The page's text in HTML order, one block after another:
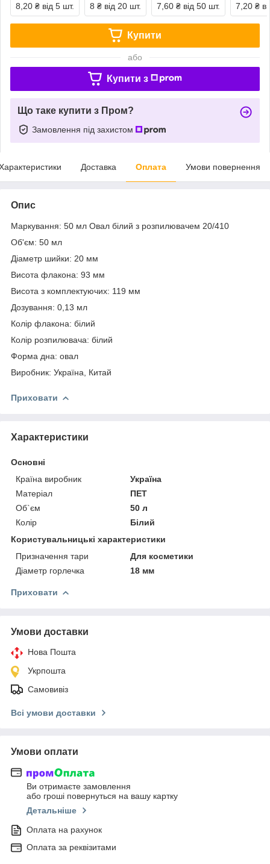
8,20 ₴ від 5 шт. 8 ₴ від 20 шт. 7,60 ₴ від 50 шт. 7,20 ₴
Купити
або
Купити з
Що таке купити з Пром?
Замовлення під захистом
Доставка Оплата Умови повернення
Опис
Маркування: 50 мл Овал білий з розпилювачем 20/410
Об'єм: 50 мл
Діаметр шийки: 20 мм
Висота флакона: 93 мм
Висота з комплектуючих: 119 мм
Дозування: 0,13 мл
Колір флакона: білий
Колір розпилювача: білий
Форма дна: овал
Виробник: Україна, Китай
Приховати
Характеристики
Основні
Країна виробник
Україна
Матеріал
ПЕТ
Об`єм
50 л
Колір
Білий
Користувальницькі характеристики
Призначення тари
Для косметики
Діаметр горлечка
18 мм
Приховати
Умови доставки
Нова Пошта
Укрпошта
Самовивіз
Всі умови доставки
Умови оплати
Ви отримаєте замовлення
або гроші повернуться на вашу картку
Детальніше
Оплата на рахунок
Оплата за реквізитами